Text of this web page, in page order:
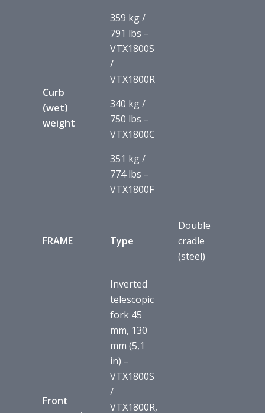
Curb
(wet)
weight
359 kg /
791 lbs –
VTX1800S
/
VTX1800R
340 kg /
750 lbs –
VTX1800C
351 kg /
774 lbs –
VTX1800F
FRAME Type
Double
cradle
(steel)
Front
Inverted
telescopic
fork 45
mm, 130
mm (5,1
in) –
VTX1800S
/
VTX1800R,